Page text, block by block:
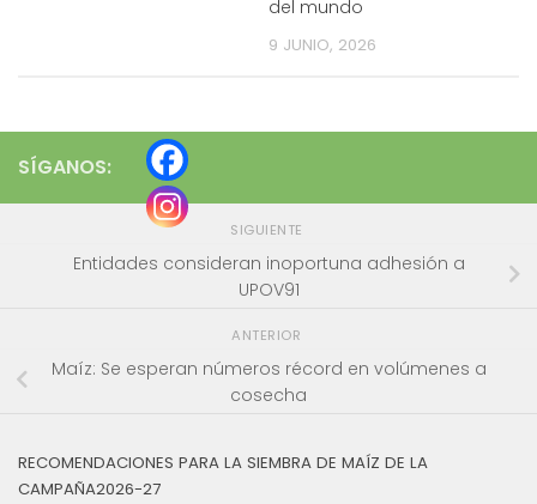
del mundo
9 JUNIO, 2026
SÍGANOS:
SIGUIENTE
Entidades consideran inoportuna adhesión a
UPOV91
ANTERIOR
Maíz: Se esperan números récord en volúmenes a
cosecha
RECOMENDACIONES PARA LA SIEMBRA DE MAÍZ DE LA
CAMPAÑA2026-27